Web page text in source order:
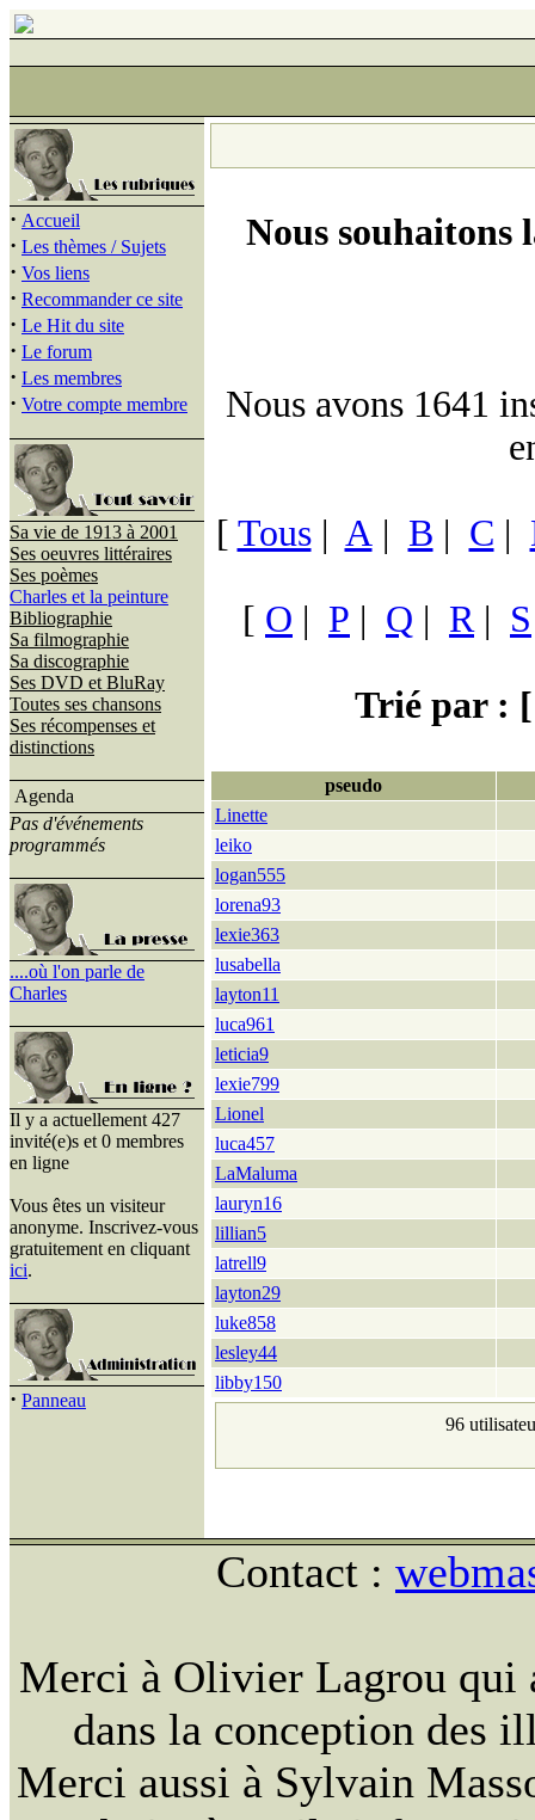
· Accueil
· Les thèmes / Sujets
· Vos liens
· Recommander ce site
· Le Hit du site
· Le forum
· Les membres
· Votre compte membre
Sa vie de 1913 à 2001
Ses oeuvres littéraires
Ses poèmes
Charles et la peinture
Bibliographie
Sa filmographie
Sa discographie
Ses DVD et BluRay
Toutes ses chansons
Ses récompenses et
distinctions
Agenda
Pas d'événements
programmés
....où l'on parle de
Charles
Il y a actuellement 427
invité(e)s et 0 membres
en ligne
Vous êtes un visiteur
anonyme. Inscrivez-vous
gratuitement en cliquant
ici.
· Panneau
Nous souhaitons
Nous avons 1641
[ Tous| A| B | C |
[ O | P | Q | R| S
Trié par : [
pseudo
Linette
leiko
logan555
lorena93
lexie363
lusabella
layton11
luca961
leticia9
lexie799
Lionel
luca457
LaMaluma
lauryn16
lillian5
latrell9
layton29
luke858
lesley44
libby150
96
Contact :
Merci à Olivier Lagrou qui
dans la conception des
Merci aussi à Sylvain